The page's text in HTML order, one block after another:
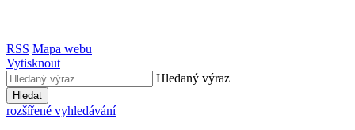
RSS Mapa webu
Vytisknout
Hledaný výraz
Hledat
rozšířené vyhledávání